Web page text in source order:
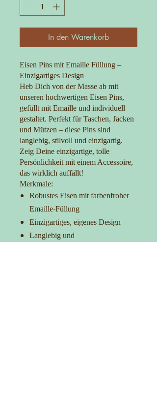
In den Warenkorb
Eisen Pins mit Emaille Füllung –
Einzigartiges Design
Heb Dich von der Masse ab mit
unseren hochwertigen Eisen Pins,
gefüllt mit Emaille und individuell
gestaltet. Perfekt für Taschen, Jacken
und Mützen – diese Pins sind
langlebig, stilvoll und einzigartig.
Zeig Deine einzigartige, tolle
Persönlichkeit mit einem Accessoire,
das wirklich auffällt!
Merkmale:
Robustes Eisen mit farbenfroher
Emaille-Füllung
Einzigartiges, eigenes Design
Langlebig und